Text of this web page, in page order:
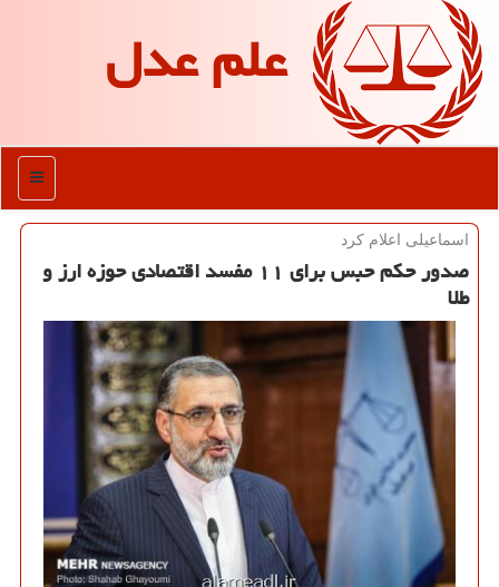
علم عدل
منو
اسماعیلی اعلام كرد
صدور حكم حبس برای ۱۱ مفسد اقتصادی حوزه ارز و
طلا